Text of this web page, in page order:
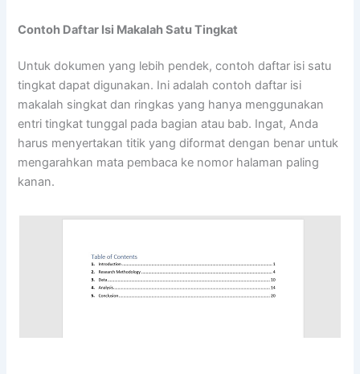
Contoh Daftar Isi Makalah Satu Tingkat
Untuk dokumen yang lebih pendek, contoh daftar isi satu
tingkat dapat digunakan. Ini adalah contoh daftar isi
makalah singkat dan ringkas yang hanya menggunakan
entri tingkat tunggal pada bagian atau bab. Ingat, Anda
harus menyertakan titik yang diformat dengan benar untuk
mengarahkan mata pembaca ke nomor halaman paling
kanan.